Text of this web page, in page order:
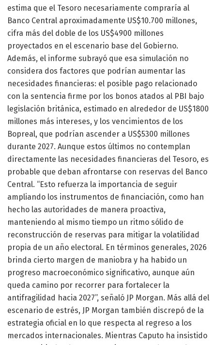
estima que el Tesoro necesariamente compraría al
Banco Central aproximadamente US$10.700 millones,
cifra más del doble de los US$4900 millones
proyectados en el escenario base del Gobierno.
Además, el informe subrayó que esa simulación no
considera dos factores que podrían aumentar las
necesidades financieras: el posible pago relacionado
con la sentencia firme por los bonos atados al PBI bajo
legislación británica, estimado en alrededor de US$1800
millones más intereses, y los vencimientos de los
Bopreal, que podrían ascender a US$5300 millones
durante 2027. Aunque estos últimos no contemplan
directamente las necesidades financieras del Tesoro, es
probable que deban afrontarse con reservas del Banco
Central. “Esto refuerza la importancia de seguir
ampliando los instrumentos de financiación, como han
hecho las autoridades de manera proactiva,
manteniendo al mismo tiempo un ritmo sólido de
reconstrucción de reservas para mitigar la volatilidad
propia de un año electoral. En términos generales, 2026
brinda cierto margen de maniobra y ha habido un
progreso macroeconómico significativo, aunque aún
queda camino por recorrer para fortalecer la
antifragilidad hacia 2027”, señaló JP Morgan. Más allá del
escenario de estrés, JP Morgan también discrepó de la
estrategia oficial en lo que respecta al regreso a los
mercados internacionales. Mientras Caputo ha insistido